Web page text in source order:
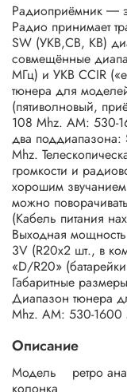
Радиоприёмник ―
Радио принимает
SW (УКВ,СВ, КВ)
совмещённые
МГц) и УКВ CCIR
тюнера для
(пятиволновый,
108 Mhz. AM: 530-
два
Mhz.
громкости и
хорошим
можно
(Кабель питания
Выходная
3V (R20х2 шт., в
«D/R20»
Габаритные
Диапазон тюнера
Mhz. AM: 530-1600
Описание
Модель ретро
колонка